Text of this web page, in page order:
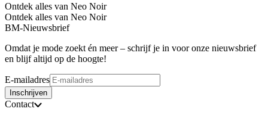
Ontdek alles van Neo Noir
Ontdek alles van Neo Noir
BM-Nieuwsbrief
Omdat je mode zoekt én meer – schrijf je in voor onze nieuwsbrief
en blijf altijd op de hoogte!
E-mailadres
Inschrijven
Contact